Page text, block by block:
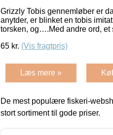
Grizzly Tobis gennemløber er
anytder, er blinket en tobis
torsken, og….Med andre ord,
65 kr. (Vis fragtpris)
Læs mere »
De mest populære fiskeri-
stort sortiment til gode priser.